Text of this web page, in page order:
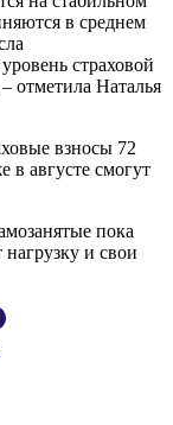
в среднем
страховой
отметила Наталья
взносы 72
в августе смогут
пока
и свои